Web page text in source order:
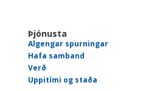
Þjónusta
Algengar spurningar
Hafa samband
Verð
Uppitími og staða